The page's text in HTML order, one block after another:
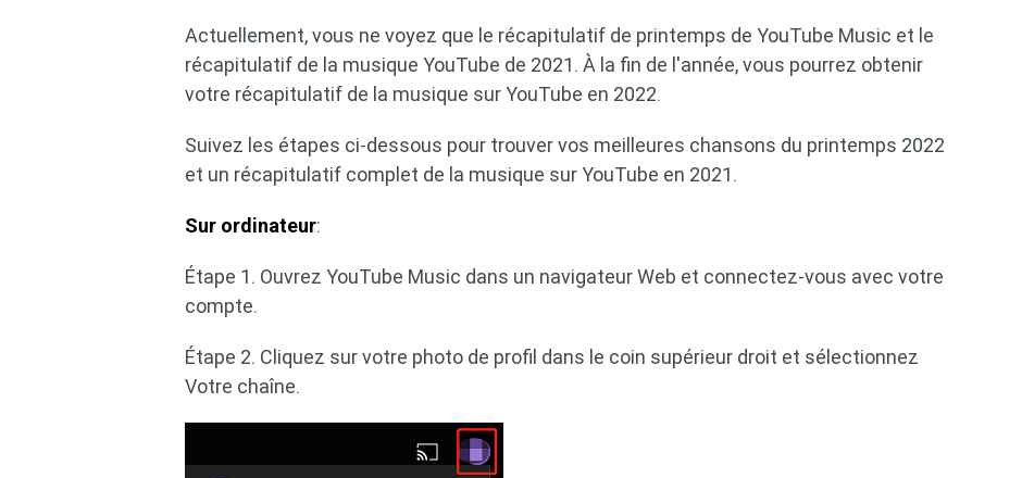
Actuellement, vous ne voyez que le récapitulatif de printemps de YouTube Music et le
récapitulatif de la musique YouTube de 2021. À la fin de l'année, vous pourrez obtenir
votre récapitulatif de la musique sur YouTube en 2022.
Suivez les étapes ci-dessous pour trouver vos meilleures chansons du printemps 2022
et un récapitulatif complet de la musique sur YouTube en 2021.
Sur ordinateur:
Étape 1. Ouvrez YouTube Music dans un navigateur Web et connectez-vous avec votre
compte.
Étape 2. Cliquez sur votre photo de profil dans le coin supérieur droit et sélectionnez
Votre chaîne.